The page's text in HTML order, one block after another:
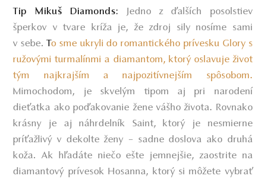
Tip Mikuš Diamonds:
Jedno z ďalších posolstiev
šperkov v tvare kríža je, že zdroj sily nosíme sami
v sebe. To sme ukryli do romantického prívesku Glory s
ružovými turmalínmi a diamantom, ktorý oslavuje život
tým najkrajším a najpozitívnejším spôsobom.
Mimochodom, je skvelým tipom aj pri narodení
dieťatka ako poďakovanie žene vášho života. Rovnako
krásny je aj náhrdelník Saint, ktorý je nesmierne
príťažlivý v dekolte ženy – sadne doslova ako druhá
koža. Ak hľadáte niečo ešte jemnejšie, zaostrite na
diamantový prívesok Hosanna, ktorý si môžete vybrať